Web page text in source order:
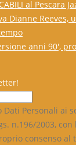
al Pescara
Dianne
anni 90′,
Dati Personali ai
n.196/2003,
consenso al